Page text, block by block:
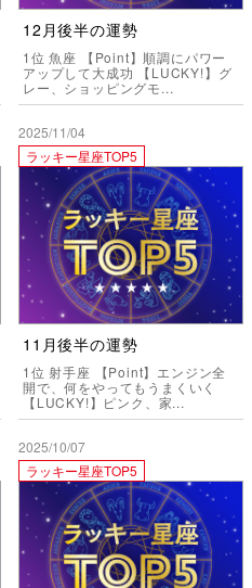
12月後半の運勢
1位 魚座 【Point】順調にパワー
アップして大成功 【LUCKY!】グ
レー、ショッピングモ...
2025/11/04
ラッキー星座TOP5
11月後半の運勢
1位 射手座 【Point】エンジン全
開で、何をやってもうまくいく
【LUCKY!】ピンク、家...
2025/10/07
ラッキー星座TOP5